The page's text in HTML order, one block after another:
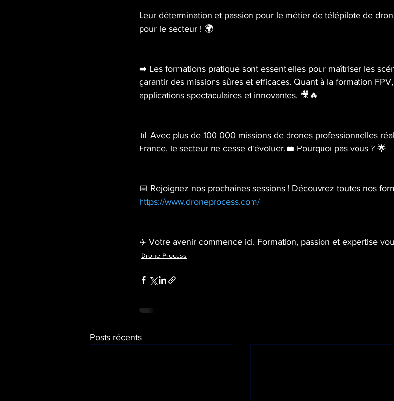
Leur détermination et passion pour le métier de télépilote de
pour le secteur ! 🌍
➡️ Les formations pratique sont essentielles pour maîtriser les
garantir des missions sûres et efficaces. Quant à la formation
applications spectaculaires et innovantes. 🎥🔥
📊 Avec plus de 100 000 missions de drones professionnelles
France, le secteur ne cesse d'évoluer.💼 Pourquoi pas vous ? 🌟
📅 Rejoignez nos prochaines sessions ! Découvrez toutes nos
https://www.droneprocess.com/
✈️ Votre avenir commence ici. Formation, passion et expertise
Drone Process
Posts récents